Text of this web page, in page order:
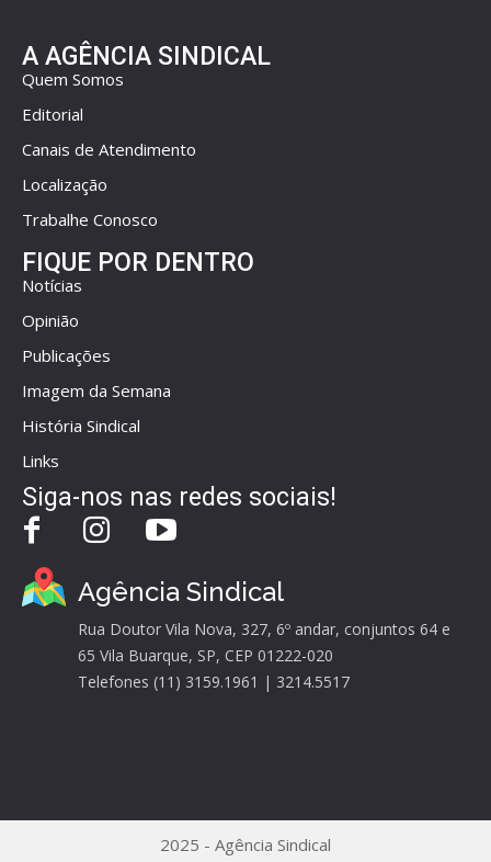
A AGÊNCIA SINDICAL
Quem Somos
Editorial
Canais de Atendimento
Localização
Trabalhe Conosco
FIQUE POR DENTRO
Notícias
Opinião
Publicações
Imagem da Semana
História Sindical
Links
Siga-nos nas redes sociais!
Agência Sindical
Rua Doutor Vila Nova, 327, 6º andar, conjuntos 64 e
65 Vila Buarque, SP, CEP 01222-020
Telefones (11) 3159.1961 | 3214.5517
2025 - Agência Sindical